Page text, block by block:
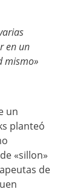
en un
mismo»
un
planteó
«sillon»
de